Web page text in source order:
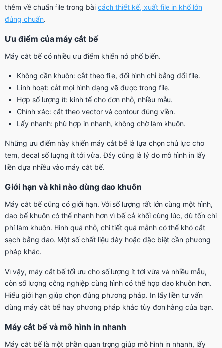
thêm về chuẩn file trong bài cách thiết kế, xuất file in khổ lớn
đúng chuẩn.
Ưu điểm của máy cắt bế
Máy cắt bế có nhiều ưu điểm khiến nó phổ biến.
Không cần khuôn: cắt theo file, đổi hình chỉ bằng đổi file.
Linh hoạt: cắt mọi hình dạng vẽ được trong file.
Hợp số lượng ít: kinh tế cho đơn nhỏ, nhiều mẫu.
Chính xác: cắt theo vector và contour đúng viền.
Lấy nhanh: phù hợp in nhanh, không chờ làm khuôn.
Những ưu điểm này khiến máy cắt bế là lựa chọn chủ lực cho
tem, decal số lượng ít tới vừa. Đây cũng là lý do mô hình in lấy
liền dựa nhiều vào máy cắt bế.
Giới hạn và khi nào dùng dao khuôn
Máy cắt bế cũng có giới hạn. Với số lượng rất lớn cùng một hình,
dao bế khuôn có thể nhanh hơn vì bế cả khối cùng lúc, dù tốn chi
phí làm khuôn. Hình quá nhỏ, chi tiết quá mảnh có thể khó cắt
sạch bằng dao. Một số chất liệu dày hoặc đặc biệt cần phương
pháp khác.
Vì vậy, máy cắt bế tối ưu cho số lượng ít tới vừa và nhiều mẫu,
còn số lượng công nghiệp cùng hình có thể hợp dao khuôn hơn.
Hiểu giới hạn giúp chọn đúng phương pháp. In lấy liền tư vấn
dùng máy cắt bế hay phương pháp khác tùy đơn hàng của bạn.
Máy cắt bế và mô hình in nhanh
Máy cắt bế là một phần quan trọng giúp mô hình in nhanh, lấy